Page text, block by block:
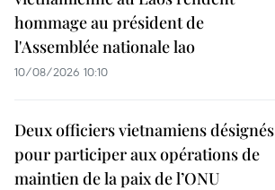
hommage au président de
l'Assemblée nationale lao
10/08/2026 10:10
Deux officiers vietnamiens désignés
pour participer aux opérations de
maintien de la paix de l’ONU